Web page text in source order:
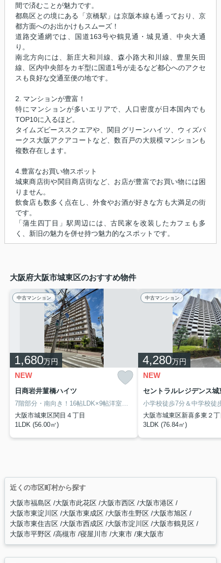
間で済むことが魅力です。
都島区との境にある「京橋駅」は京阪本線も通っており、京
都方面へのお出かけもスムーズ！
道路交通網では、国道163号や鶴見通・城見通、中央大通
り。
南北方向には、新庄大和川線、森小路大和川線、豊里矢田
線、区内中央部をカギ型に国道1号が走るなど都心へのアクセ
スも良好な交通至便の地です。
2. マンションが豊富！
特にマンションが多いエリアで、人口密度が日本国内でも
TOP10に入るほど。
タイムズピーススクエアや、関目グリーンハイツ、ウィズパ
ークス大阪アクアコートなど、数百戸の大規模マンションも
複数存在します。
4.豊富なお買い物スポット
城東商店街や関目商店街など、お店が豊富でお買い物には困
りません。
飲食店も数多く点在し、外食やお酒が好きな方も大満足の街
です。
「蒲生四丁目」駅周辺には、古民家を改装したカフェも多
く、新旧の魅力を併せ持つ魅力的なスポットです。
大阪府大阪市城東区のおすすめ物件
中古マンション
1,680万円
NEW
日商岩井菫橋ハイツ
7階部分・南向き！16帖LDK×9帖洋室のゆとりある1LDK住戸
大阪市城東区関目４丁目
1LDK (56.00㎡)
中古マンション
4,280万円
NEW
大阪市城東区新喜多東２
3LDK (76.84㎡)
近くの市区町村から探す
大阪市福島区 大阪市此花区 大阪市西区 大阪市港区
大阪市東淀川区 大阪市東成区 大阪市生野区 大阪市旭区
大阪市東住吉区 大阪市西成区 大阪市淀川区 大阪市鶴見区
大阪市平野区 高槻市 寝屋川市 大東市 東大阪市